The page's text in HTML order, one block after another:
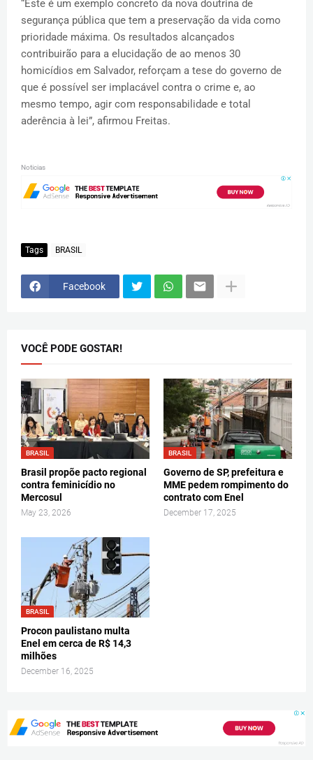
“Este é um exemplo concreto da nova doutrina de
segurança pública que tem a preservação da vida como
prioridade máxima. Os resultados alcançados
contribuirão para a elucidação de ao menos 30
homicídios em Salvador, reforçam a tese do governo de
que é possível ser implacável contra o crime e, ao
mesmo tempo, agir com responsabilidade e total
aderência à lei”, afirmou Freitas.
Noticias
Tags BRASIL
Facebook
VOCÊ PODE GOSTAR!
BRASIL
Brasil propõe pacto regional
contra feminicídio no
Mercosul
May 23, 2026
BRASIL
Governo de SP, prefeitura e
MME pedem rompimento do
contrato com Enel
December 17, 2025
BRASIL
Procon paulistano multa
Enel em cerca de R$ 14,3
milhões
December 16, 2025